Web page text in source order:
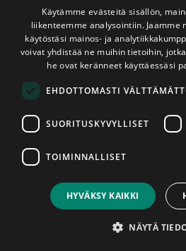
kpl(sis. ALV 25,5 %)
Melamiinilevy
kpl(sis. ALV 25,5 %)
Lattialastulevy
kpl(sis. ALV 25,5 %)
Käytämme evästeitä sisällön,
liikenteemme analysointiin. Jaamme
käytöstäsi mainos- ja
voivat yhdistää ne muihin tietoihin,
he ovat keränneet käyttäessäsi
EHDOTTOMASTI
SUORITUSKYVYLLISET
TOIMINNALLISET
HYVÄKSY KAIKKI
NÄYTÄ